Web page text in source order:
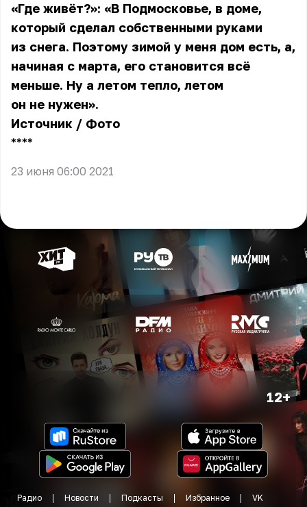
«Где живёт?»: «В Подмосковье, в доме,
который сделал собственными руками
из снега. Поэтому зимой у меня дом есть, а,
начиная с марта, его становится всё
меньше. Ну а летом тепло, летом
он не нужен».
Источник / Фото
** **
23 июня 06:00 2021
12+
Радио Новости Подкасты Избранное VK